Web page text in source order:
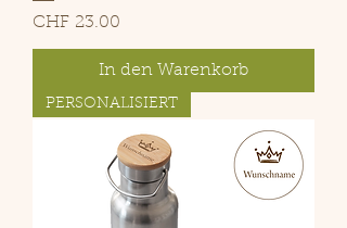
Preis
CHF 23.00
In den Warenkorb
PERSONALISIERT